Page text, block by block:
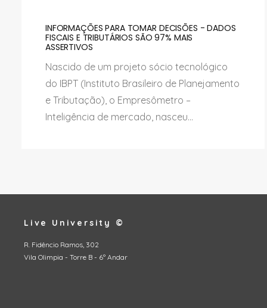
INFORMAÇÕES PARA TOMAR DECISÕES - DADOS
FISCAIS E TRIBUTÁRIOS SÃO 97% MAIS
ASSERTIVOS
Nascido de um projeto sócio tecnológico
do IBPT (Instituto Brasileiro de Planejamento
e Tributação), o Empresômetro –
Inteligência de mercado, nasceu...
Live University ©
R. Fidêncio Ramos, 302
Vila Olimpia - Torre B - 6º Andar